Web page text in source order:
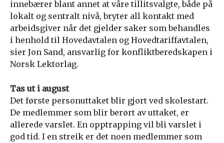
innebærer blant annet at våre tillitsvalgte, både på
lokalt og sentralt nivå, bryter all kontakt med
arbeidsgiver når det gjelder saker som behandles
i henhold til Hovedavtalen og Hovedtariffavtalen,
sier Jon Sand, ansvarlig for konfliktberedskapen i
Norsk Lektorlag.
Tas ut i august
Det første personuttaket blir gjort ved skolestart.
De medlemmer som blir berørt av uttaket, er
allerede varslet. En opptrapping vil bli varslet i
god tid. I en streik er det noen medlemmer som